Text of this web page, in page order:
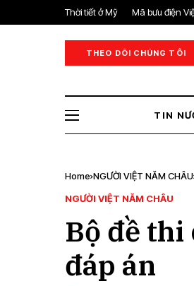
Thời tiết ở Mỹ Mã bưu điện
THEO DÕI CHÚNG TÔI
TIN
Home NGƯỜI VIỆT NĂM CHÂU
NGƯỜI VIỆT NĂM CHÂU
Bộ đề
đáp án